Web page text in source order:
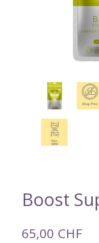
Boost
65,00 CHF